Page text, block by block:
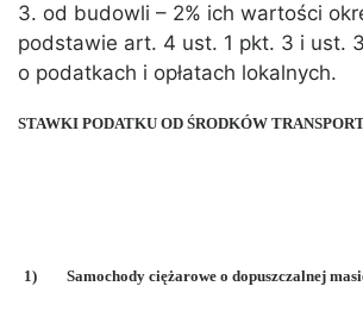
3. od budowli – 2% ich wartości
podstawie art. 4 ust. 1 pkt. 3 i ust.
o podatkach i opłatach lokalnych.
STAWKI PODATKU OD ŚRODKÓW
1) Samochody ciężarowe o dopuszczalnej